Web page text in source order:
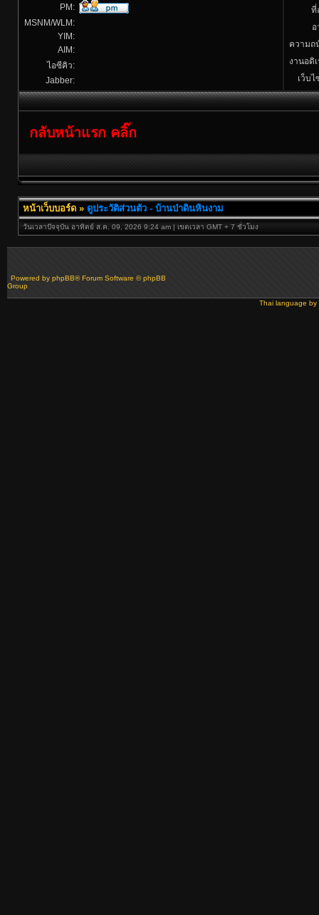
PM:
MSNM/WLM:
YIM:
AIM:
ไอซีคิว:
Jabber:
ที่
อ
ความถ
งานอดิ
เว็บไ
กลับหน้าแรก คลิ๊ก
หน้าเว็บบอร์ด » ดูประวัติส่วนตัว - บ้านป่าดินหินงาม
วันเวลาปัจจุบัน อาทิตย์ ส.ค. 09, 2026 9:24 am | เขตเวลา GMT + 7 ชั่วโมง
Powered by phpBB® Forum Software © phpBB
Group
Thai language by